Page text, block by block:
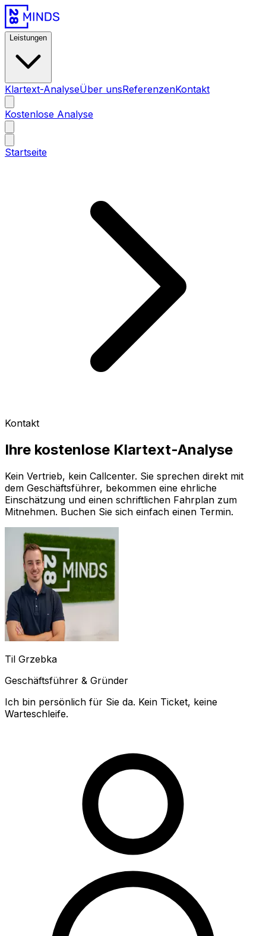
Leistungen
Klartext-AnalyseÜber unsReferenzenKontakt
Kostenlose Analyse
Startseite
Kontakt
Ihre kostenlose Klartext-Analyse
Kein Vertrieb, kein Callcenter. Sie sprechen direkt mit
dem Geschäftsführer, bekommen eine ehrliche
Einschätzung und einen schriftlichen Fahrplan zum
Mitnehmen. Buchen Sie sich einfach einen Termin.
Til Grzebka
Geschäftsführer & Gründer
Ich bin persönlich für Sie da. Kein Ticket, keine
Warteschleife.